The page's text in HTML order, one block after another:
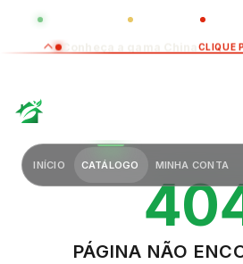
CHINA
INÍCIO CATÁLOGO MINHA CONTA
PÁGINA NÃO
CLIQUE